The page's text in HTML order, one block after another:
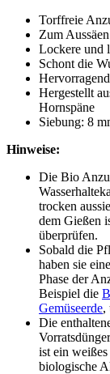
Torffreie
Zum
Lockere und
Schont die
Hergestellt
Hornspäne
Siebung: 8
Hinweise:
Die Bio
trocken
dem Gießen
überprüfen.
Sobald die
haben sie
Phase der
Beispiel die
Gemüseerde,
Die
ist ein
biologische